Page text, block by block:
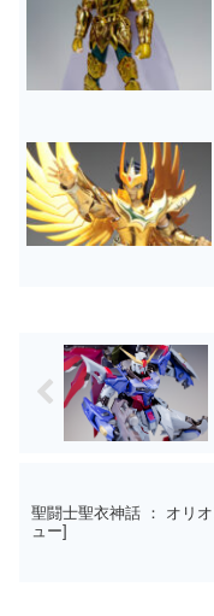
聖闘士聖衣神話 ： オリ
ュー]